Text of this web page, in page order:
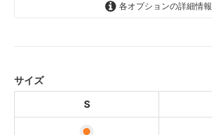
各オプションの詳細情報
サイズ
S